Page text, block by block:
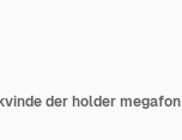
der holder megafon